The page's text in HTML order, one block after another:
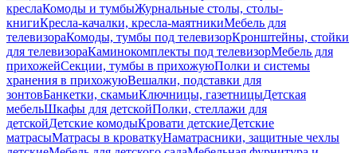
креслаКомоды и тумбыЖурнальные столы, столы-
книгиКресла-качалки, кресла-маятникиМебель для
телевизораКомоды, тумбы под телевизорКронштейны, стойки
для телевизораКаминокомплекты под телевизорМебель для
прихожейСекции, тумбы в прихожуюПолки и системы
хранения в прихожуюВешалки, подставки для
зонтовБанкетки, скамьиКлючницы, газетницыДетская
мебельШкафы для детскойПолки, стеллажи для
детскойДетские комодыКровати детскиеДетские
матрасыМатрасы в кроваткуНаматрасники, защитные чехлы